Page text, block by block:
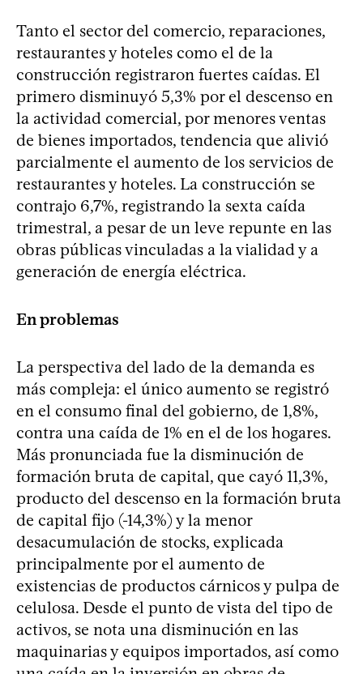
Tanto el sector del comercio, reparaciones,
restaurantes y hoteles como el de la
construcción registraron fuertes caídas. El
primero disminuyó 5,3% por el descenso en
la actividad comercial, por menores ventas
de bienes importados, tendencia que alivió
parcialmente el aumento de los servicios de
restaurantes y hoteles. La construcción se
contrajo 6,7%, registrando la sexta caída
trimestral, a pesar de un leve repunte en las
obras públicas vinculadas a la vialidad y a
generación de energía eléctrica.
En problemas
La perspectiva del lado de la demanda es
más compleja: el único aumento se registró
en el consumo final del gobierno, de 1,8%,
contra una caída de 1% en el de los hogares.
Más pronunciada fue la disminución de
formación bruta de capital, que cayó 11,3%,
producto del descenso en la formación bruta
de capital fijo (-14,3%) y la menor
desacumulación de stocks, explicada
principalmente por el aumento de
existencias de productos cárnicos y pulpa de
celulosa. Desde el punto de vista del tipo de
activos, se nota una disminución en las
maquinarias y equipos importados, así como